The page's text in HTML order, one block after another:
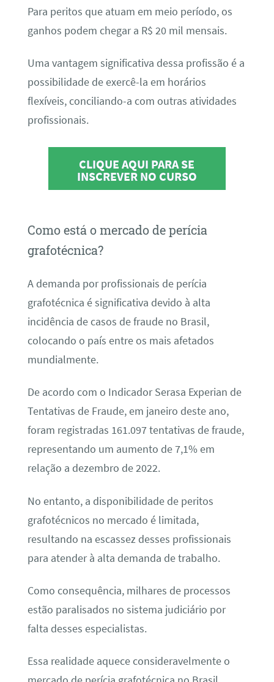
Para peritos que atuam em meio período, os
ganhos podem chegar a R$ 20 mil mensais.
Uma vantagem significativa dessa profissão é a
possibilidade de exercê-la em horários
flexíveis, conciliando-a com outras atividades
profissionais.
CLIQUE AQUI PARA SE
INSCREVER NO CURSO
Como está o mercado de perícia
grafotécnica?
A demanda por profissionais de perícia
grafotécnica é significativa devido à alta
incidência de casos de fraude no Brasil,
colocando o país entre os mais afetados
mundialmente.
De acordo com o Indicador Serasa Experian de
Tentativas de Fraude, em janeiro deste ano,
foram registradas 161.097 tentativas de fraude,
representando um aumento de 7,1% em
relação a dezembro de 2022.
No entanto, a disponibilidade de peritos
grafotécnicos no mercado é limitada,
resultando na escassez desses profissionais
para atender à alta demanda de trabalho.
Como consequência, milhares de processos
estão paralisados no sistema judiciário por
falta desses especialistas.
Essa realidade aquece consideravelmente o